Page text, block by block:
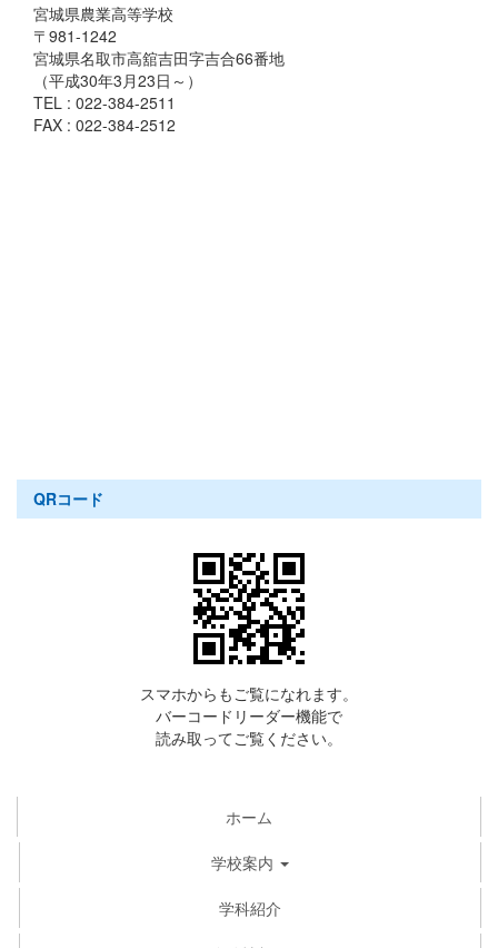
宮城県農業高等学校
〒981-1242
宮城県名取市高舘吉田字吉合66番地
（平成30年3月23日～）
TEL : 022-384-2511
FAX : 022-384-2512
QRコード
スマホからもご覧になれます。
バーコードリーダー機能で
読み取ってご覧ください。
ホーム
学校案内
学科紹介